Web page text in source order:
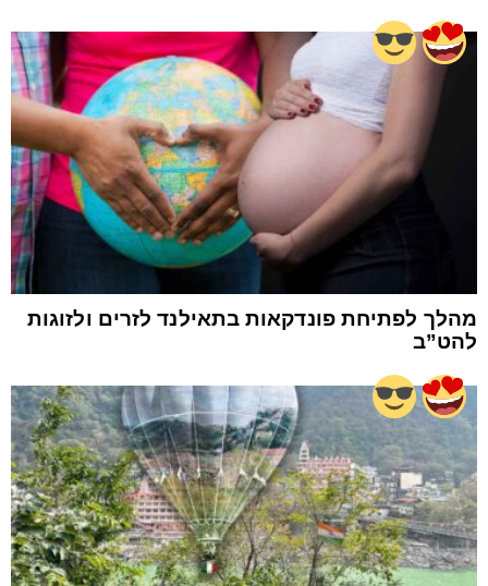
מהלך לפתיחת פונדקאות בתאילנד לזרים ולזוגות
להט”ב